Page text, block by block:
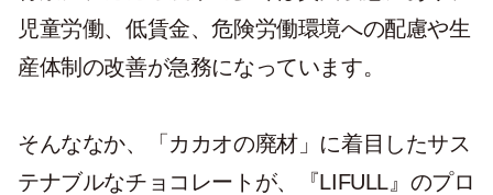
児童労働、低賃金、危険労働環境への配慮や生
産体制の改善が急務になっています。
そんななか、「カカオの廃材」に着目したサス
テナブルなチョコレートが、『LIFULL』のプロ